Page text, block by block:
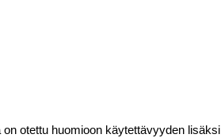
otettu huomioon käytettävyyden lisäksi